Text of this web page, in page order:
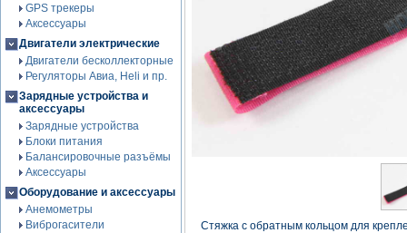
GPS трекеры
Аксессуары
Двигатели электрические
Двигатели бесколлекторные
Регуляторы Авиа, Heli и пр.
Зарядные устройства и
аксессуары
Зарядные устройства
Блоки питания
Балансировочные разъёмы
Аксессуары
Оборудование и аксессуары
Анемометры
Виброгасители
Стяжка с обратным кольцом для